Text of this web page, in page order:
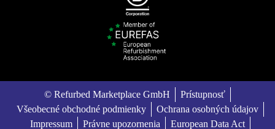
© Refurbed Marketplace GmbH
Prístupnosť
Všeobecné obchodné podmienky
Ochrana osobných údajov
Impressum
Právne upozornenia European Data Act